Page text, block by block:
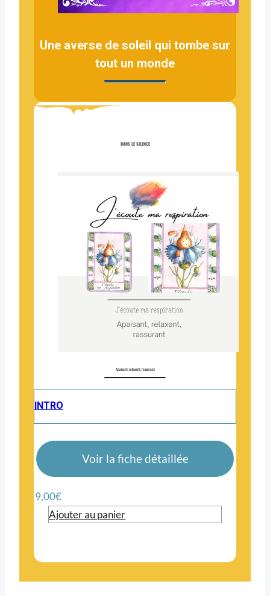
Une averse de soleil qui tombe sur
tout un monde
DANS LE SILENCE
Apaisant, relaxant, rassurant
INTRO
Voir la fiche détaillée
9,00€
Ajouter au panier